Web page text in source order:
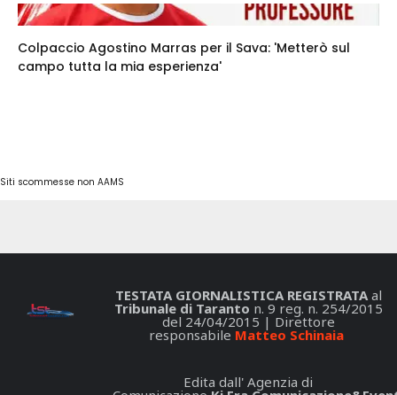
Colpaccio Agostino Marras per il Sava: 'Metterò sul
campo tutta la mia esperienza'
Siti scommesse non AAMS
TESTATA GIORNALISTICA REGISTRATAal
Tribunale di Taranto n. 9 reg. n. 254/2015
del 24/04/2015 | Direttore
responsabile Matteo Schinaia
Edita dall' Agenzia di